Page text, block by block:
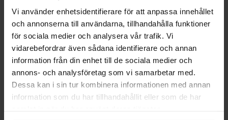
Vi använder enhetsidentifierare för att anpassa innehållet
och annonserna till användarna, tillhandahålla funktioner
för sociala medier och analysera vår trafik. Vi
vidarebefordrar även sådana identifierare och annan
information från din enhet till de sociala medier och
annons- och analysföretag som vi samarbetar med.
Dessa kan i sin tur kombinera informationen med annan
information som du har tillhandahållit eller som de har
Kaffeförvaring för olika köksstilar
En kaffelåda i ek fungerar lika fint i ett modernt kök som i ett
mer klassiskt eller lantligt kök. Träet ger värme samtidigt